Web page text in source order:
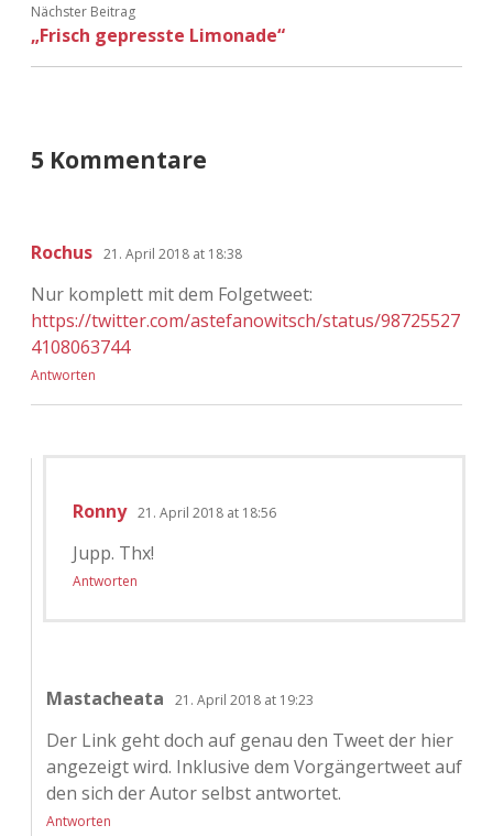
Nächster Beitrag
„Frisch gepresste Limonade“
5 Kommentare
Rochus 21. April 2018 at 18:38
Nur komplett mit dem Folgetweet:
https://twitter.com/astefanowitsch/status/98725527
4108063744
Antworten
Ronny 21. April 2018 at 18:56
Jupp. Thx!
Antworten
Mastacheata 21. April 2018 at 19:23
Der Link geht doch auf genau den Tweet der hier
angezeigt wird. Inklusive dem Vorgängertweet auf
den sich der Autor selbst antwortet.
Antworten